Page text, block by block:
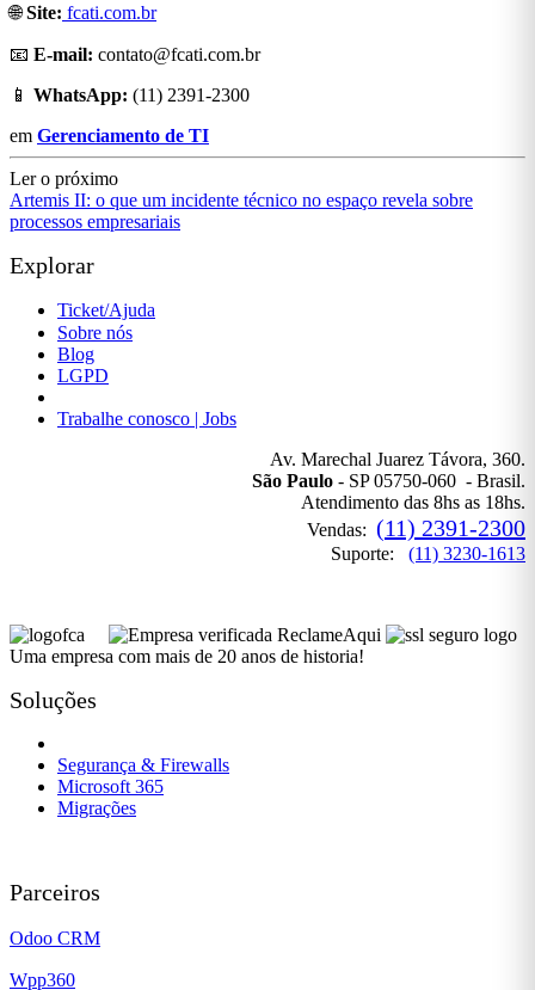
🌐Site: fcati.com.br
📧 E-mail: contato@fcati.com.br
📱 WhatsApp: (11) 2391-2300
em Gerenciamento de TI
Ler o próximo
Artemis II: o que um incidente técnico no espaço revela sobre
processos empresariais
Explorar
Ticket/Ajuda
Sobre nós
Blog
LGPD
Trabalhe conosco | Jobs
Av. Marechal Juarez Távora, 360.
São Paulo - SP 05750-060 - Brasil.
Atendimento das 8hs as 18hs.
Vendas: (11) 2391-2300
Suporte: (11) 3230-1613
Uma empresa com mais de 20 anos de historia!
Soluções
Segurança & Firewalls
Microsoft 365
Migrações
Parceiros
Odoo CRM
Wpp360